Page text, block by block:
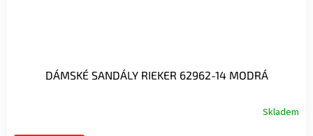
DÁMSKÉ SANDÁLY RIEKER 62962-14 MODRÁ
Skladem